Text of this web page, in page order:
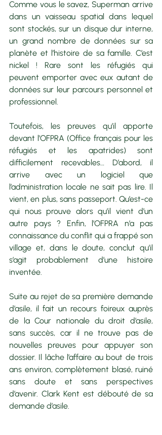
Comme vous le savez, Superman arrive
dans un vaisseau spatial dans lequel
sont stockés, sur un disque dur interne,
un grand nombre de données sur sa
planète et l’histoire de sa famille. C’est
nickel ! Rare sont les réfugiés qui
peuvent emporter avec eux autant de
données sur leur parcours personnel et
professionnel.
Toutefois, les preuves qu’il apporte
devant l’OFPRA (Office français pour les
réfugiés et les apatrides) sont
difficilement recevables… D’abord, il
arrive avec un logiciel que
l’administration locale ne sait pas lire. Il
vient, en plus, sans passeport. Qu’est-ce
qui nous prouve alors qu’il vient d’un
autre pays ? Enfin, l’OFPRA n’a pas
connaissance du conflit qui a frappé son
village et, dans le doute, conclut qu’il
s’agit probablement d’une histoire
inventée.
Suite au rejet de sa première demande
d’asile, il fait un recours foireux auprès
de la Cour nationale du droit d’asile,
sans succès, car il ne trouve pas de
nouvelles preuves pour appuyer son
dossier. Il lâche l’affaire au bout de trois
ans environ, complètement blasé, ruiné
sans doute et sans perspectives
d’avenir. Clark Kent est débouté de sa
demande d’asile.